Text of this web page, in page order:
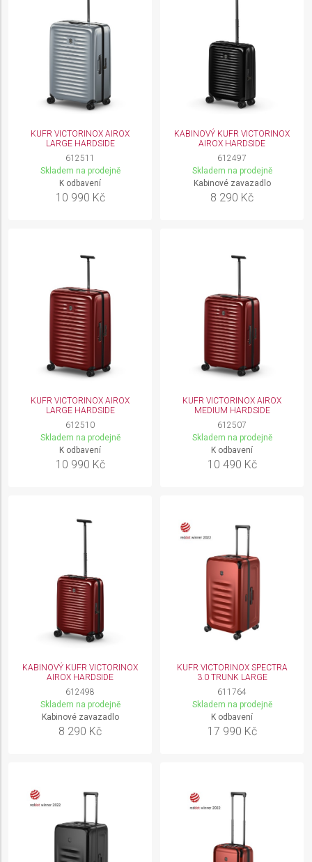
KUFR VICTORINOX AIROX
LARGE HARDSIDE
612511
Skladem na prodejně
K odbavení
10 990 Kč
KABINOVÝ KUFR VICTORINOX
AIROX HARDSIDE
612497
Skladem na prodejně
Kabinové zavazadlo
8 290 Kč
KUFR VICTORINOX AIROX
LARGE HARDSIDE
612510
Skladem na prodejně
K odbavení
10 990 Kč
KUFR VICTORINOX AIROX
MEDIUM HARDSIDE
612507
Skladem na prodejně
K odbavení
10 490 Kč
KABINOVÝ KUFR VICTORINOX
AIROX HARDSIDE
612498
Skladem na prodejně
Kabinové zavazadlo
8 290 Kč
KUFR VICTORINOX SPECTRA
3.0 TRUNK LARGE
611764
Skladem na prodejně
K odbavení
17 990 Kč